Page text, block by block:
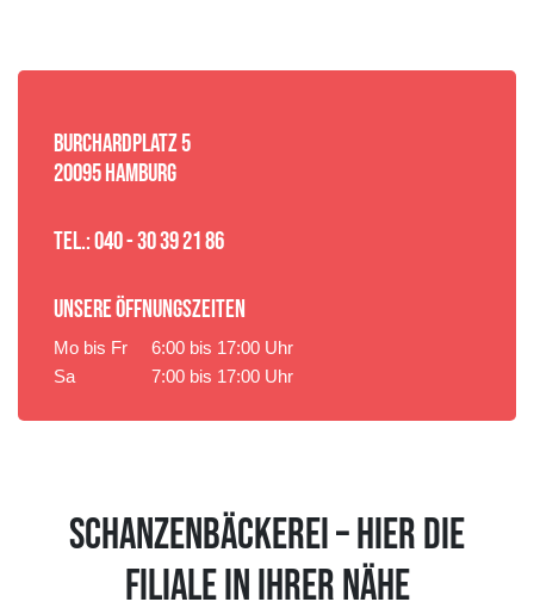
Kontakt
BURCHARDPLATZ 5
20095 HAMBURG
TEL.: 040 - 30 39 21 86
UNSERE ÖFFNUNGSZEITEN
Mo bis Fr
6:00 bis 17:00 Uhr
Sa
7:00 bis 17:00 Uhr
SCHANZENBÄCKEREI – HIER DIE
FILIALE IN IHRER NÄHE